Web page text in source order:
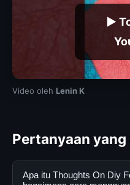
▶
Video oleh Lenin K
Pertanyaan
Apa itu Thoughts On Diy